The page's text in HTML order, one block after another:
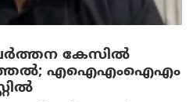
കേസിൽ
എഐഎംഐഎം